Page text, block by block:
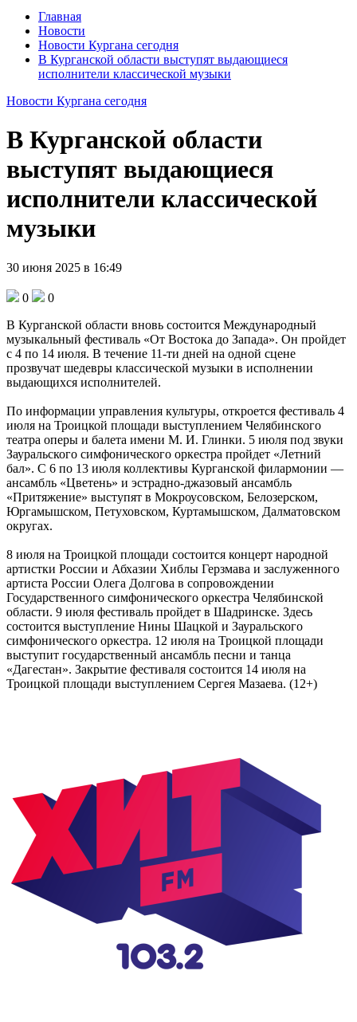
Главная
Новости
Новости Кургана сегодня
В Курганской области выступят выдающиеся
исполнители классической музыки
Новости Кургана сегодня
В Курганской области
выступят выдающиеся
исполнители классической
музыки
30 июня 2025 в 16:49
0
0
В Курганской области вновь состоится Международный
музыкальный фестиваль «От Востока до Запада». Он пройдет
с 4 по 14 июля. В течение 11-ти дней на одной сцене
прозвучат шедевры классической музыки в исполнении
выдающихся исполнителей.
По информации управления культуры, откроется фестиваль 4
июля на Троицкой площади выступлением Челябинского
театра оперы и балета имени М. И. Глинки. 5 июля под звуки
Зауральского симфонического оркестра пройдет «Летний
бал». С 6 по 13 июля коллективы Курганской филармонии —
ансамбль «Цветень» и эстрадно-джазовый ансамбль
«Притяжение» выступят в Мокроусовском, Белозерском,
Юргамышском, Петуховском, Куртамышском, Далматовском
округах.
8 июля на Троицкой площади состоится концерт народной
артистки России и Абхазии Хиблы Герзмава и заслуженного
артиста России Олега Долгова в сопровождении
Государственного симфонического оркестра Челябинской
области. 9 июля фестиваль пройдет в Шадринске. Здесь
состоится выступление Нины Шацкой и Зауральского
симфонического оркестра. 12 июля на Троицкой площади
выступит государственный ансамбль песни и танца
«Дагестан». Закрытие фестиваля состоится 14 июля на
Троицкой площади выступлением Сергея Мазаева. (12+)